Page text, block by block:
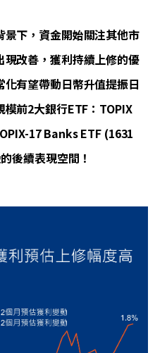
下，資金開始關注其他市
改善，獲利持續上修的優
有望帶動日幣升值提振日
前2大銀行ETF：TOPIX
17 Banks ETF (1631
後續表現空間！